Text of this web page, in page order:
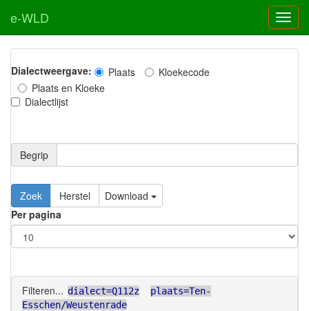
e-WLD
Dialectweergave: Plaats
Kloekecode
Plaats en Kloeke
Dialectlijst
Begrip
Zoek Herstel
Download
Per pagina
Filteren... dialect=Q112z
plaats=Ten-
Esschen/Weustenrade